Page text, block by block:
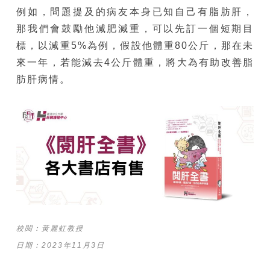
例如，問題提及的病友本身已知自己有脂肪肝，
那我們會鼓勵他減肥減重，可以先訂一個短期目
標，以減重5%為例，假設他體重80公斤，那在未
來一年，若能減去4公斤體重，將大為有助改善脂
肪肝病情。
校閱：黃麗虹教授
日期：2023年11月3日